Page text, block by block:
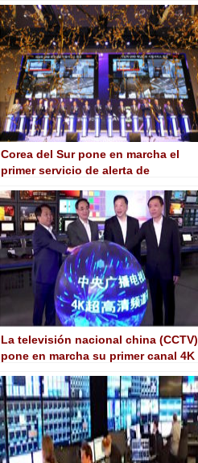
Corea del Sur pone en marcha el
primer servicio de alerta de
La televisión nacional china (CCTV)
pone en marcha su primer canal 4K